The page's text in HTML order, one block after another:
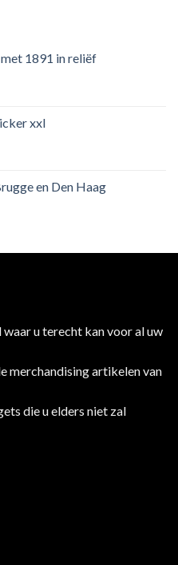
1891 in reliëf
xxl
en Den Haag
u terecht kan voor al uw
merchandising artikelen van
die u elders niet zal